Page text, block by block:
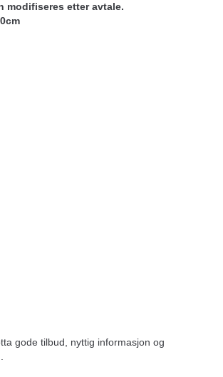
modifiseres etter avtale.
gode tilbud, nyttig informasjon og